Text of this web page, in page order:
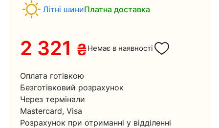
Літні шиниПлатна доставка
2 321 ₴Немає в наявності
Оплата готівкою
Безготівковий розрахунок
Через термінали
Mastercard, Visa
Розрахунок при отриманні у відділенні